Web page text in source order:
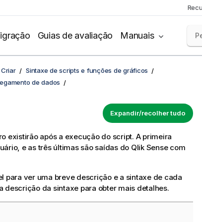
Guias de avaliação Manuais
Criar
Sintaxe de scripts e funções de gráficos
de dados
Expandir/recolher tudo
existirão após a execução do script. A primeira
e as três últimas são saídas do Qlik Sensecom
para ver uma breve descrição e a sintaxe de cada
descrição da sintaxe para obter mais detalhes.